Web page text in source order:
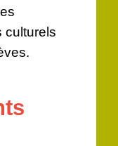
culturels